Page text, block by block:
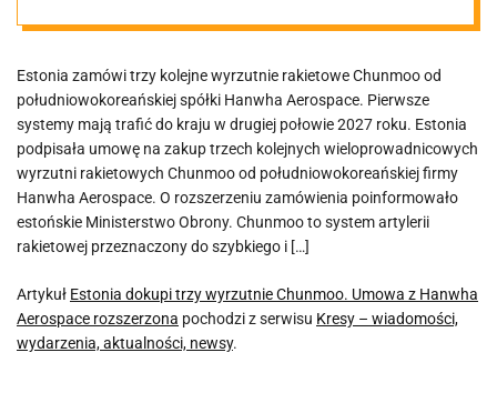
Hanwha
Aerospace
rozszerzona
Estonia zamówi trzy kolejne wyrzutnie rakietowe Chunmoo od
południowokoreańskiej spółki Hanwha Aerospace. Pierwsze
systemy mają trafić do kraju w drugiej połowie 2027 roku. Estonia
podpisała umowę na zakup trzech kolejnych wieloprowadnicowych
wyrzutni rakietowych Chunmoo od południowokoreańskiej firmy
Hanwha Aerospace. O rozszerzeniu zamówienia poinformowało
estońskie Ministerstwo Obrony. Chunmoo to system artylerii
rakietowej przeznaczony do szybkiego i […]
Artykuł Estonia dokupi trzy wyrzutnie Chunmoo. Umowa z Hanwha
Aerospace rozszerzona pochodzi z serwisu Kresy – wiadomości,
wydarzenia, aktualności, newsy.